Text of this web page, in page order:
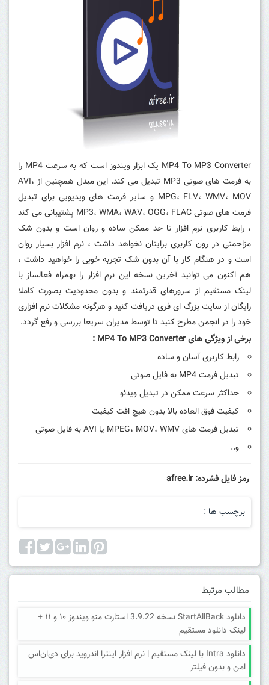
MP4 To MP3 Converter یک ابزار ویندوز است که به سرعت MP4 را
به فرمت های صوتی MP3 تبدیل می کند.
این مبدل همچنین از AVI،
MPG، FLV، WMV، MOV و سایر فرمت های ویدیویی برای تبدیل
فرمت های صوتی MP3، WMA، WAV، OGG، FLAC پشتیبانی می کند
، رابط کاربری نرم افزار تا حد ممکن ساده و روان است و بدون شک
مزاحمتی در رون کاربری برایتان نخواهد داشت ، نرم افزار بسیار روان
است و در هنگام کار با آن بدون شک تجربه خوبی را خواهید داشت ،
هم اکنون می توانید آخرین نسخه این نرم افزار را بهمراه فعالساز با
لینک مستقیم از سرورهای قدرتمند و بدون محدودیت بصورت کاملا
رایگان از سایت بزرگ ای فری دریافت کنید و هرگونه مشکلات نرم افزاری
خود را در انجمن مطرح کنید تا توسط مدیران سریعا بررسی و رفع گردد.
برخی از ویژگی های MP4 To MP3 Converter :
رابط کاربری آسان و ساده
تبدیل فرمت MP4 به فایل صوتی
حداکثر سرعت ممکن در تبدیل ویدئو
کیفیت فوق العاده بالا بدون هیچ افت کیفیت
تبدیل فرمت هایMPEG، MOV، WMV یا AVI
به فایل صوتی
و..
رمز فایل فشرده: afree.ir
برچسب ها :
مطالب مرتبط
دانلود StartAllBack نسخه 3.9.22 استارت منو ویندوز ۱۰ و ۱۱ +
لینک دانلود مستقیم
دانلود Intra با لینک مستقیم | نرم افزار اینترا اندروید برای دی‌ان‌اس
امن و بدون فیلتر